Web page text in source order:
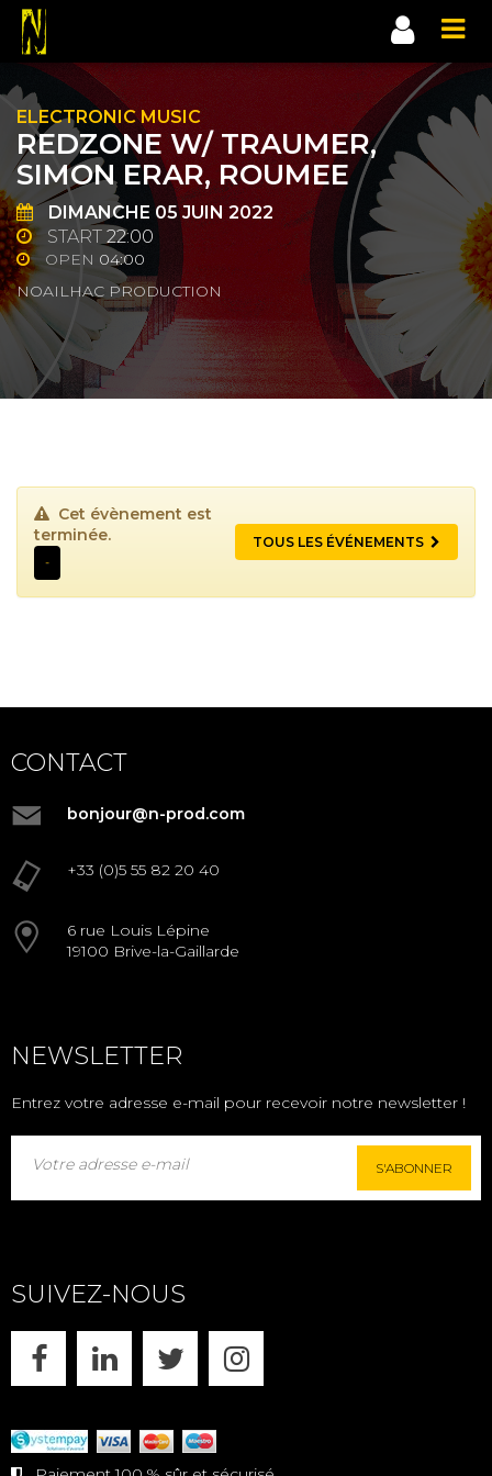
ELECTRONIC MUSIC
REDZONE W/ TRAUMER,
SIMON ERAR, ROUMEE
DIMANCHE 05JUIN 2022
START 22:00
OPEN 04:00
NOAILHAC PRODUCTION
Cet évènement est
terminée.
-
TOUS LES ÉVÉNEMENTS
CONTACT
bonjour@n-prod.com
+33 (0)5 55 82 20 40
6 rue Louis Lépine
19100 Brive-la-Gaillarde
NEWSLETTER
Entrez votre adresse e-mail pour recevoir notre newsletter !
S'ABONNER
SUIVEZ-NOUS
FACEBOOK